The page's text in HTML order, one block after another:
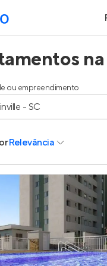
ou empreendimento
Relevância